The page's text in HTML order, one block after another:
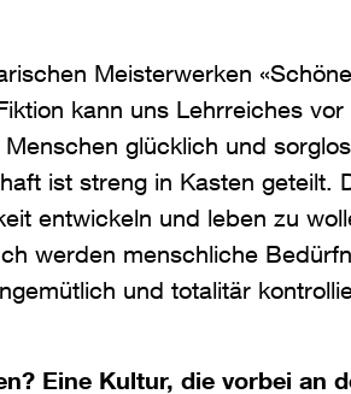
Meisterwerken
kann uns Lehrreiches vor
glücklich und
ist streng in Kasten geteilt.
entwickeln und leben zu
werden menschliche
und totalitär
Eine Kultur, die vorbei an